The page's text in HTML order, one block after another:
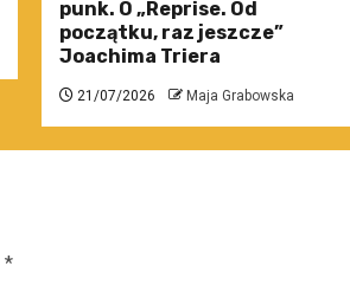
punk. O „Reprise. Od
początku, raz jeszcze”
Joachima Triera
21/07/2026 Maja Grabowska
*